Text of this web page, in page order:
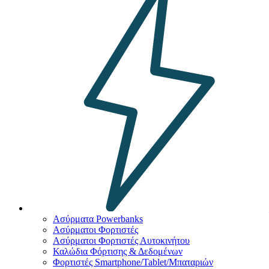
Ασύρματα Powerbanks
Aσύρματοι Φορτιστές
Ασύρματοι Φορτιστές Αυτοκινήτου
Καλώδια Φόρτισης & Δεδομένων
Φορτιστές Smartphone/Tablet/Μπαταριών